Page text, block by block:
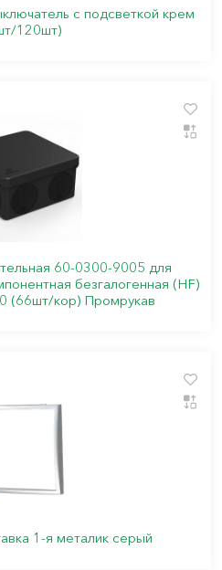
с подсветкой крем
120шт)
60-0300-9005 для
безгалогенная (HF)
(66шт/кор) Промрукав
1-я металик серый